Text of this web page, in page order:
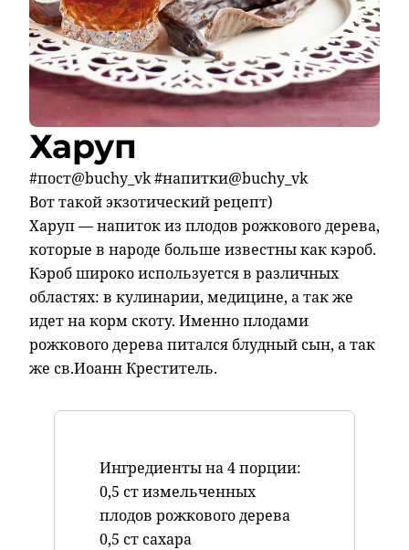
Харуп
#пост@buchy_vk #напитки@buchy_vk
Вот такой экзотический рецепт)
Харуп — напиток из плодов рожкового дерева,
которые в народе больше известны как кэроб.
Кэроб широко используется в различных
областях: в кулинарии, медицине, а так же
идет на корм скоту. Именно плодами
рожкового дерева питался блудный сын, а так
же св.Иоанн Креститель.
Ингредиенты на 4 порции:
0,5 ст измельченных
плодов рожкового дерева
0,5 ст сахара